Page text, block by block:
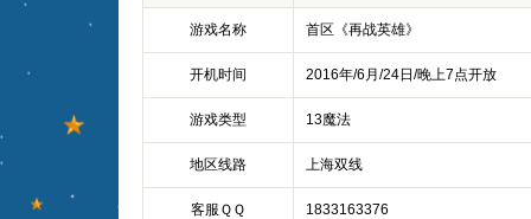
游戏名称 首区《再战英雄》
开机时间 2016年/6月/24日/晚上7点开放
游戏类型 13魔法
地区线路 上海双线
客服ＱＱ 1833163376